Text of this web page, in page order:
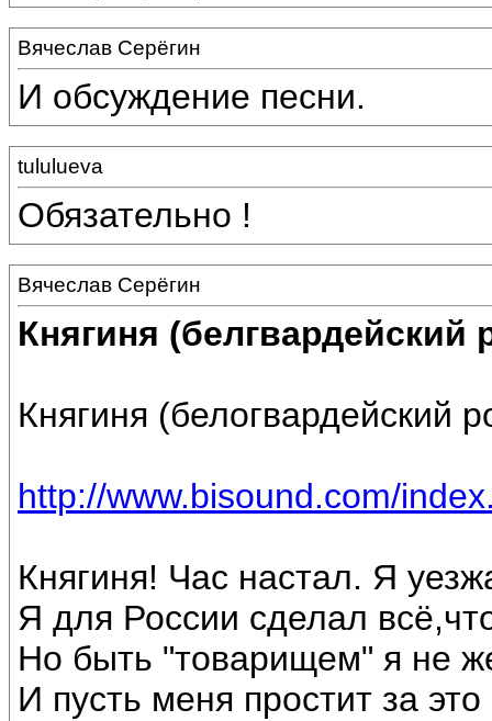
Вячеслав Серёгин
И обсуждение песни.
tululueva
Обязательно !
Вячеслав Серёгин
Княгиня (белгвардейский
Княгиня (белогвардейский
http://www.bisound.com/
Княгиня! Час настал. Я
Я для России сделал
Но быть "товарищем" я не
И пусть меня простит за это